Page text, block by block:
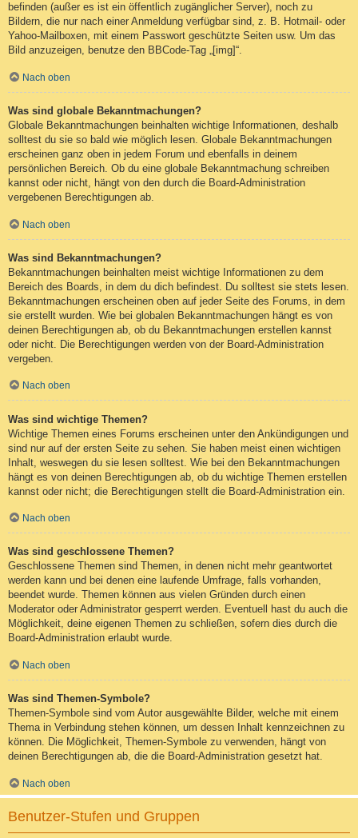
befinden (außer es ist ein öffentlich zugänglicher Server), noch zu
Bildern, die nur nach einer Anmeldung verfügbar sind, z. B. Hotmail- oder
Yahoo-Mailboxen, mit einem Passwort geschützte Seiten usw. Um das
Bild anzuzeigen, benutze den BBCode-Tag „[img]“.
Nach oben
Was sind globale Bekanntmachungen?
Globale Bekanntmachungen beinhalten wichtige Informationen, deshalb
solltest du sie so bald wie möglich lesen. Globale Bekanntmachungen
erscheinen ganz oben in jedem Forum und ebenfalls in deinem
persönlichen Bereich. Ob du eine globale Bekanntmachung schreiben
kannst oder nicht, hängt von den durch die Board-Administration
vergebenen Berechtigungen ab.
Nach oben
Was sind Bekanntmachungen?
Bekanntmachungen beinhalten meist wichtige Informationen zu dem
Bereich des Boards, in dem du dich befindest. Du solltest sie stets lesen.
Bekanntmachungen erscheinen oben auf jeder Seite des Forums, in dem
sie erstellt wurden. Wie bei globalen Bekanntmachungen hängt es von
deinen Berechtigungen ab, ob du Bekanntmachungen erstellen kannst
oder nicht. Die Berechtigungen werden von der Board-Administration
vergeben.
Nach oben
Was sind wichtige Themen?
Wichtige Themen eines Forums erscheinen unter den Ankündigungen und
sind nur auf der ersten Seite zu sehen. Sie haben meist einen wichtigen
Inhalt, weswegen du sie lesen solltest. Wie bei den Bekanntmachungen
hängt es von deinen Berechtigungen ab, ob du wichtige Themen erstellen
kannst oder nicht; die Berechtigungen stellt die Board-Administration ein.
Nach oben
Was sind geschlossene Themen?
Geschlossene Themen sind Themen, in denen nicht mehr geantwortet
werden kann und bei denen eine laufende Umfrage, falls vorhanden,
beendet wurde. Themen können aus vielen Gründen durch einen
Moderator oder Administrator gesperrt werden. Eventuell hast du auch die
Möglichkeit, deine eigenen Themen zu schließen, sofern dies durch die
Board-Administration erlaubt wurde.
Nach oben
Was sind Themen-Symbole?
Themen-Symbole sind vom Autor ausgewählte Bilder, welche mit einem
Thema in Verbindung stehen können, um dessen Inhalt kennzeichnen zu
können. Die Möglichkeit, Themen-Symbole zu verwenden, hängt von
deinen Berechtigungen ab, die die Board-Administration gesetzt hat.
Nach oben
Benutzer-Stufen und Gruppen